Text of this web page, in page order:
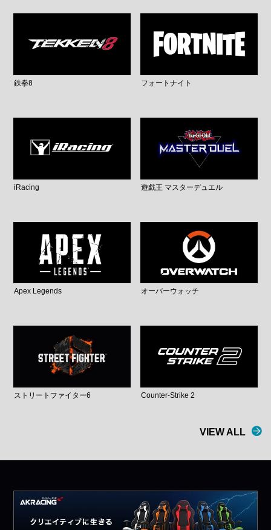
鉄拳8 フォートナイト
iRacing 遊戯王 マスターデュエル
Apex Legends オーバーウォッチ
ストリートファイター6 Counter-Strike 2
VIEW ALL